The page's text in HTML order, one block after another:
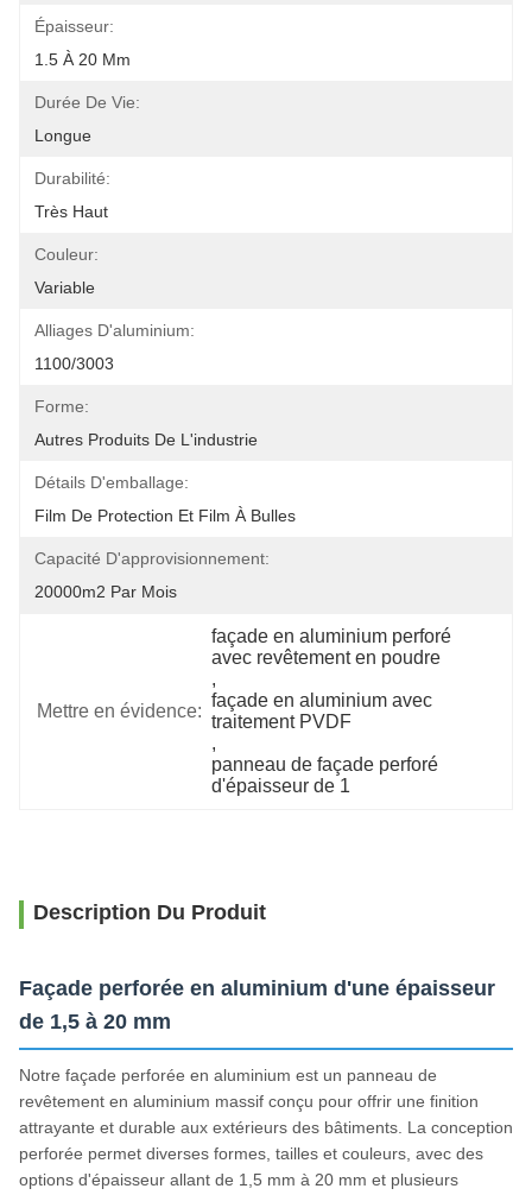
Épaisseur:
1.5 À 20 Mm
Durée De Vie:
Longue
Durabilité:
Très Haut
Couleur:
Variable
Alliages D'aluminium:
1100/3003
Forme:
Autres Produits De L'industrie
Détails D'emballage:
Film De Protection Et Film À Bulles
Capacité D'approvisionnement:
20000m2 Par Mois
Mettre en évidence:
façade en aluminium perforé
avec revêtement en poudre
,
façade en aluminium avec
traitement PVDF
,
panneau de façade perforé
d'épaisseur de 1
Description Du Produit
Façade perforée en aluminium d'une épaisseur
de 1,5 à 20 mm
Notre façade perforée en aluminium est un panneau de
revêtement en aluminium massif conçu pour offrir une finition
attrayante et durable aux extérieurs des bâtiments. La conception
perforée permet diverses formes, tailles et couleurs, avec des
options d'épaisseur allant de 1,5 mm à 20 mm et plusieurs